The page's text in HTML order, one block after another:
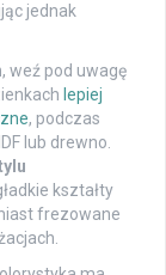
jednak
, weź pod uwagę
lepiej
, podczas
lub drewno.
kształty
frezowane